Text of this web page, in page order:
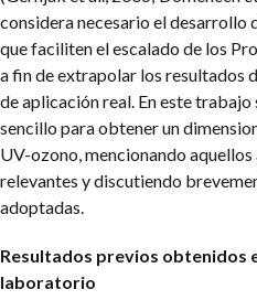
considera necesario el desarrollo
que faciliten el escalado de los
a fin de extrapolar los resultados
de aplicación real. En este
sencillo para obtener un
UV-ozono, mencionando
relevantes y discutiendo
adoptadas.
Resultados previos obtenidos
laboratorio